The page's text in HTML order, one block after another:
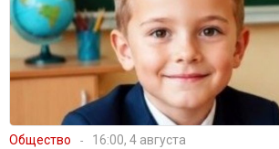
Общество 16:00, 4 августа